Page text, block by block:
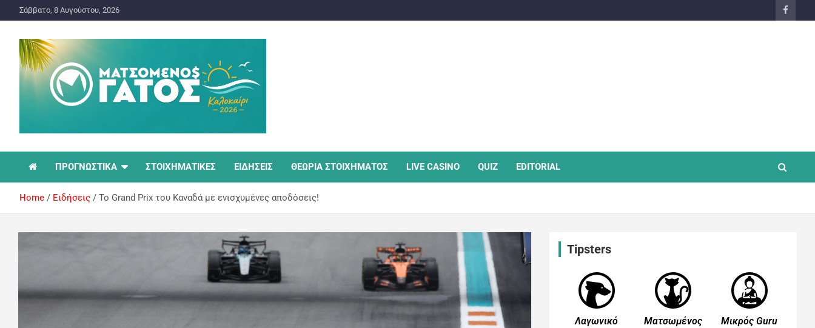
Σάββατο, 8 Αυγούστου, 2026
Ματσωμένος Γάτος –
Όλα για το Στοίχημα
ΠΡΟΓΝΩΣΤΙΚΑ ΣΤΟΙΧΗΜΑΤΙΚΕΣ ΕΙΔΗΣΕΙΣ ΘΕΩΡΙΑ ΣΤΟΙΧΗΜΑΤΟΣ LIVE CASINO QUIZ EDITORIAL
Home Ειδήσεις Το Grand Prix του Καναδά με ενισχυμένες αποδόσεις!
Tipsters
Λαγωνικό
Ματσωμένος
Μικρός Guru​